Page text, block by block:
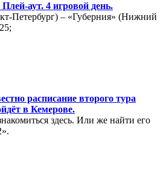
аут. 4 игровой день.
Петербург) – «Губерния» (Нижний
расписание второго тура
в Кемерове.
здесь. Или же найти его